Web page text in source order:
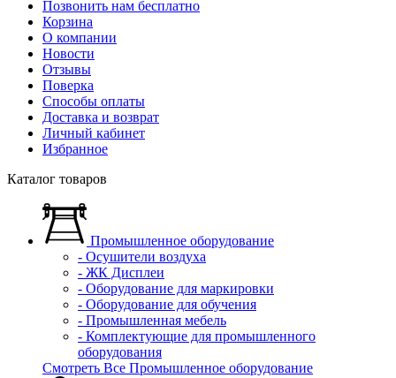
Позвонить нам бесплатно
Корзина
О компании
Новости
Отзывы
Поверка
Способы оплаты
Доставка и возврат
Личный кабинет
Избранное
Каталог товаров
Промышленное оборудование
- Осушители воздуха
- ЖК Дисплеи
- Оборудование для маркировки
- Оборудование для обучения
- Промышленная мебель
- Комплектующие для промышленного
оборудования
Смотреть Все Промышленное оборудование